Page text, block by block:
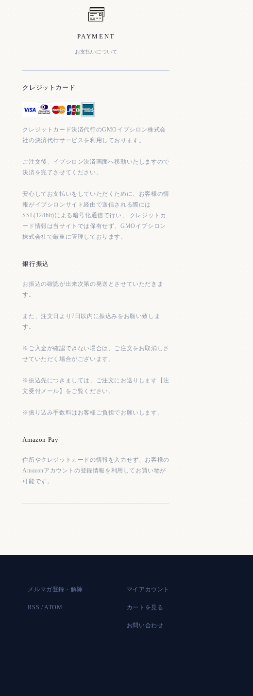
PAYMENT
お支払いについて
クレジットカード
クレジットカード決済代行のGMOイプシロン株式会
社の決済代行サービスを利用しております。
ご注文後、イプシロン決済画面へ移動いたしますので
決済を完了させてください。
安心してお支払いをしていただくために、お客様の情
報がイプシロンサイト経由で送信される際には
SSL(128bit)による暗号化通信で行い、 クレジットカ
ード情報は当サイトでは保有せず、GMOイプシロン
株式会社で厳重に管理しております。
銀行振込
お振込の確認が出来次第の発送とさせていただきま
す。
また、注文日より7日以内に振込みをお願い致しま
す。
※ご入金が確認できない場合は、ご注文をお取消しさ
せていただく場合がございます。
※振込先につきましては、ご注文にお送りします【注
文受付メール】をご覧ください。
※振り込み手数料はお客様ご負担でお願いします。
Amazon Pay
住所やクレジットカードの情報を入力せず、お客様の
Amazonアカウントの登録情報を利用してお買い物が
可能です。
メルマガ登録・解除
RSS /ATOM
マイアカウント
カートを見る
お問い合わせ